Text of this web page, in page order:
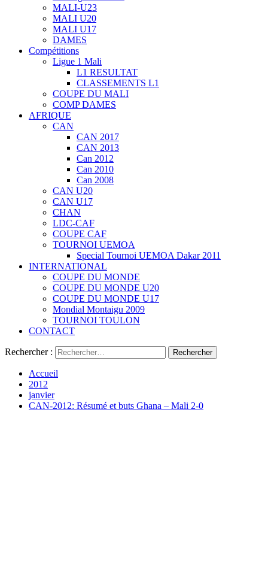
MALI-U23
MALI U20
MALI U17
DAMES
Compétitions
Ligue 1 Mali
L1 RESULTAT
CLASSEMENTS L1
COUPE DU MALI
COMP DAMES
AFRIQUE
CAN
CAN 2017
CAN 2013
Can 2012
Can 2010
Can 2008
CAN U20
CAN U17
CHAN
LDC-CAF
COUPE CAF
TOURNOI UEMOA
Special Tournoi UEMOA Dakar 2011
INTERNATIONAL
COUPE DU MONDE
COUPE DU MONDE U20
COUPE DU MONDE U17
Mondial Montaigu 2009
TOURNOI TOULON
CONTACT
Rechercher :
Accueil
2012
janvier
CAN-2012: Résumé et buts Ghana – Mali 2-0